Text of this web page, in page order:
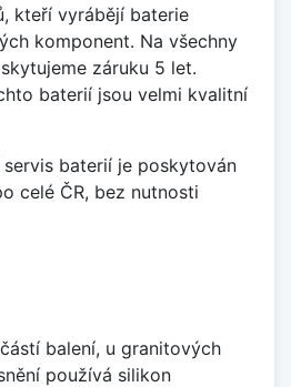
kteří vyrábějí baterie
komponent. Na všechny
záruku 5 let.
baterií jsou velmi kvalitní
baterií je poskytován
celé ČR, bez nutnosti
balení, u granitových
používá silikon